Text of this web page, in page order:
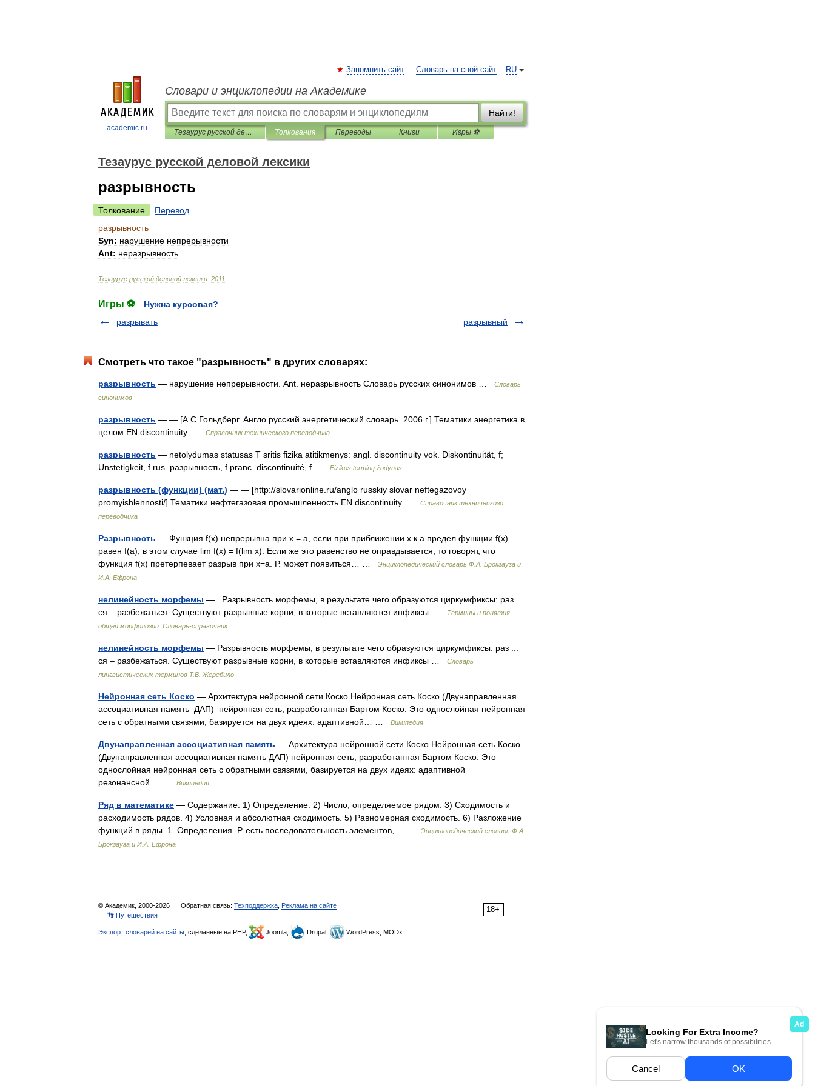
academic.ru
RU
Запомнить сайт Словарь на свой сайт
Словари и энциклопедии на Академике
Найти!
Тезаурус русской деловой лексики Толкования Переводы Книги Игры ⚽
Тезаурус русской деловой лексики
разрывность
Толкование
Перевод
разрывность
Syn: нарушение непрерывности
Ant: неразрывность
Тезаурус русской деловой лексики 2011
Игры ⚽
Нужна курсовая?
разрывать
разрывный
Смотреть что такое "разрывность" в других словарях:
разрывность — нарушение непрерывности. Ant. неразрывность Словарь русских синонимов …
Словарь
синонимов
разрывность — — [А.С.Гольдберг. Англо русский энергетический словарь. 2006 г.] Тематики энергетика в
целом EN discontinuity …
Справочник технического переводчика
разрывность — netolydumas statusas T sritis fizika atitikmenys: angl. discontinuity vok. Diskontinuität, f;
Unstetigkeit, f rus. разрывность, f pranc. discontinuité, f …
Fizikos terminų žodynas
разрывность (функции) (мат.) — — [http://slovarionline.ru/anglo russkiy slovar neftegazovoy
promyishlennosti/] Тематики нефтегазовая промышленность EN discontinuity …
Справочник технического
переводчика
Разрывность — Функция f(x) непрерывна при х = а, если при приближении х к а предел функции f(x)
равен f(a); в этом случае lim f(х) = f(lim х). Если же это равенство не оправдывается, то говорят, что
функция f(x) претерпевает разрыв при x=а. Р. может появиться… …
Энциклопедический словарь Ф.А. Брокгауза и
И.А. Ефрона
нелинейность морфемы — Разрывность морфемы, в результате чего образуются циркумфиксы: раз ...
ся – разбежаться. Существуют разрывные корни, в которые вставляются инфиксы …
Термины и понятия
общей морфологии: Словарь-справочник
нелинейность морфемы — Разрывность морфемы, в результате чего образуются циркумфиксы: раз ...
ся – разбежаться. Существуют разрывные корни, в которые вставляются инфиксы …
Словарь
лингвистических терминов Т.В. Жеребило
Нейронная сеть Коско — Архитектура нейронной сети Коско Нейронная сеть Коско (Двунаправленная
ассоциативная память ДАП) нейронная сеть, разработанная Бартом Коско. Это однослойная нейронная
сеть с обратными связями, базируется на двух идеях: адаптивной… …
Википедия
Двунаправленная ассоциативная память — Архитектура нейронной сети Коско Нейронная сеть Коско
(Двунаправленная ассоциативная память ДАП) нейронная сеть, разработанная Бартом Коско. Это
однослойная нейронная сеть с обратными связями, базируется на двух идеях: адаптивной
резонансной… …
Википедия
Ряд в математике — Содержание. 1) Определение. 2) Число, определяемое рядом. 3) Сходимость и
расходимость рядов. 4) Условная и абсолютная сходимость. 5) Равномерная сходимость. 6) Разложение
функций в ряды. 1. Определения. Р. есть последовательность элементов,… …
Энциклопедический словарь Ф.А.
Брокгауза и И.А. Ефрона
18+
© Академик, 2000-2026 Обратная связь: Техподдержка Реклама на сайте
👣 Путешествия
Экспорт словарей на сайты , сделанные на PHP, Joomla, Drupal, WordPress, MODx.